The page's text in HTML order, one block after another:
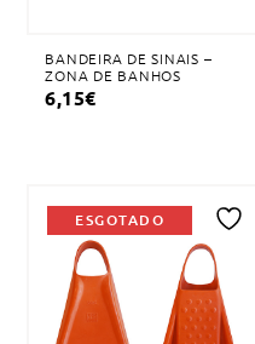
BANDEIRA DE SINAIS –
ZONA DE BANHOS
6,15€
NOVO
ESGOTADO
à
lista
de
desejos